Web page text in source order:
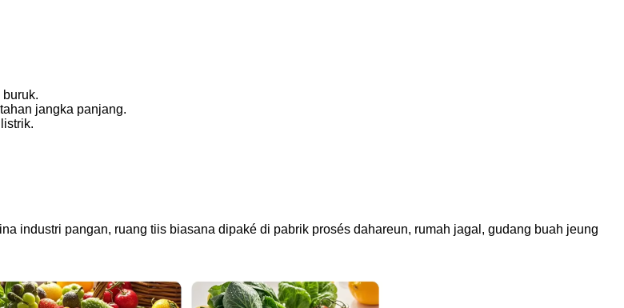
jangka panjang.
industri pangan, ruang tiis biasana dipaké di pabrik prosés dahareun, rumah jagal, gudang buah jeung